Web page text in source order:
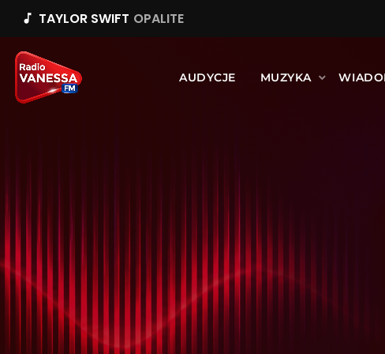
music_note TAYLOR SWIFT OPALITE
AUDYCJE MUZYKA